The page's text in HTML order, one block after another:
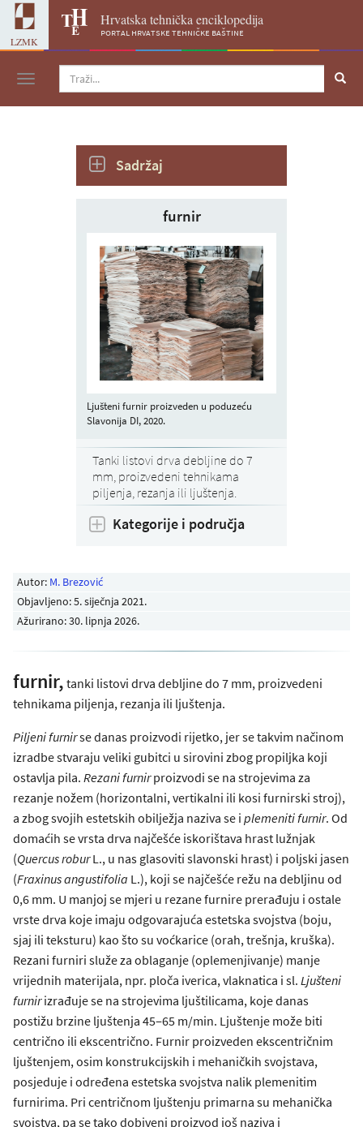
LZMK
Hrvatska tehnička enciklopedija
portal hrvatske tehničke baštine
Navigacija
Autor: M. Brezović
Objavljeno:5. siječnja 2021.
Ažurirano: 30. lipnja 2026.
furnir, tanki listovi drva debljine do 7 mm, proizvedeni
tehnikama piljenja, rezanja ili ljuštenja.
Piljeni furnirse danas proizvodi rijetko, jer se takvim načinom
izradbe stvaraju veliki gubitci u sirovini zbog propiljka koji
ostavlja pila. Rezani furnirproizvodi se na strojevima za
rezanje nožem (horizontalni, vertikalni ili kosi furnirski stroj),
a zbog svojih estetskih obilježja naziva se i plemeniti furnir. Od
domaćih se vrsta drva najčešće iskorištava hrast lužnjak
(Quercus roburL., u nas glasoviti slavonski hrast) i poljski jasen
(Fraxinus angustifolia L.), koji se najčešće režu na debljinu od
0,6 mm. U manjoj se mjeri u rezane furnire prerađuju i ostale
vrste drva koje imaju odgovarajuća estetska svojstva (boju,
sjaj ili teksturu) kao što su voćkarice (orah, trešnja, kruška).
Rezani furniri služe za oblaganje (oplemenjivanje) manje
vrijednih materijala, npr. ploča iverica, vlaknatica i sl. Ljušteni
furnirizrađuje se na strojevima ljuštilicama, koje danas
postižu brzine ljuštenja 45‒65 m/min. Ljuštenje može biti
centrično ili ekscentrično. Furnir proizveden ekscentričnim
ljuštenjem, osim konstrukcijskih i mehaničkih svojstava,
posjeduje i određena estetska svojstva nalik plemenitim
furnirima. Pri centričnom ljuštenju primarna su mehanička
svojstva, pa se tako dobiveni proizvod još naziva i
Sadržaj
furnir
Ljušteni furnir proizveden u poduzeću
Slavonija DI, 2020.
Tanki listovi drva debljine do 7
mm, proizvedeni tehnikama
piljenja, rezanja ili ljuštenja.
Kategorije i područja